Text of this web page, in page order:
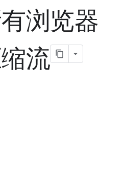
浏览器
流